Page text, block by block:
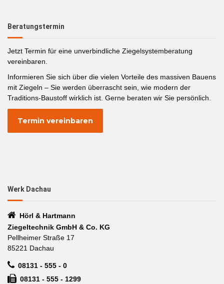
Beratungstermin
Jetzt Termin für eine unverbindliche Ziegelsystemberatung
vereinbaren.
Informieren Sie sich über die vielen Vorteile des massiven Bauens
mit Ziegeln – Sie werden überrascht sein, wie modern der
Traditions-Baustoff wirklich ist. Gerne beraten wir Sie persönlich.
Termin vereinbaren
Werk Dachau
Hörl & Hartmann
Ziegeltechnik GmbH & Co. KG
Pellheimer Straße 17
85221 Dachau
08131 - 555 - 0
08131 - 555 - 1299